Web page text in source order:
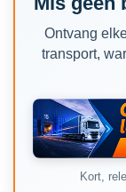
Ontvang
transport,
Kort,